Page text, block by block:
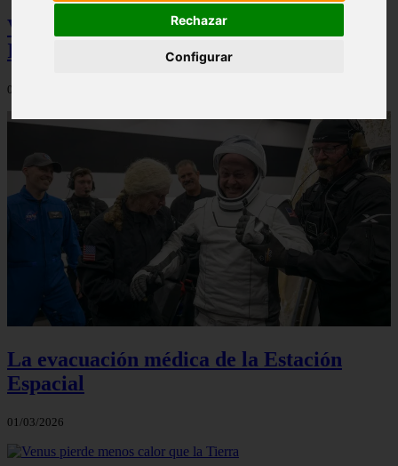
Rechazar
Configurar
Video Advertencias desde la cúspide de la
IA: Hinton y el posible colapso social
06/03/2026
La evacuación médica de la Estación
Espacial
01/03/2026